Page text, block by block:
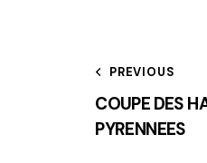
PREVIOUS
COUPE DES
PYRENNEES